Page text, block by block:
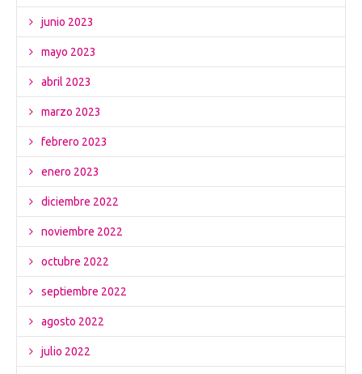
junio 2023
mayo 2023
abril 2023
marzo 2023
febrero 2023
enero 2023
diciembre 2022
noviembre 2022
octubre 2022
septiembre 2022
agosto 2022
julio 2022